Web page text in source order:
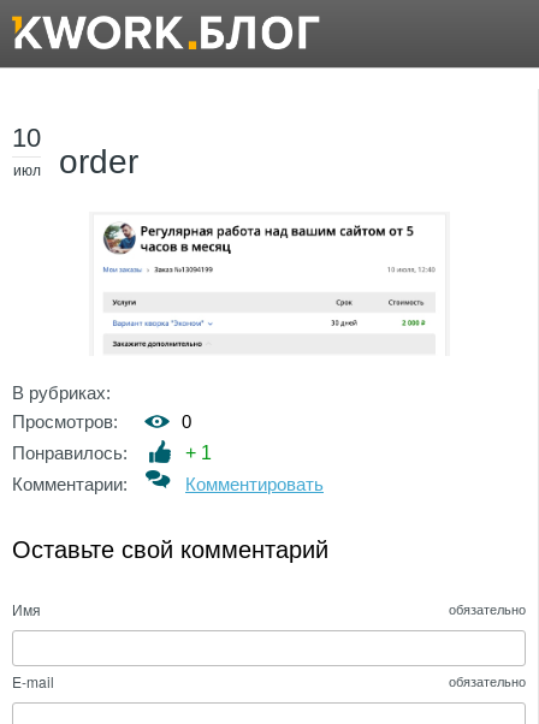
10
июл order
В рубриках:
Просмотров:
0
Понравилось:
+ 1
Комментарии:
Комментировать
Оставьте свой комментарий
Имя обязательно
E-mail обязательно